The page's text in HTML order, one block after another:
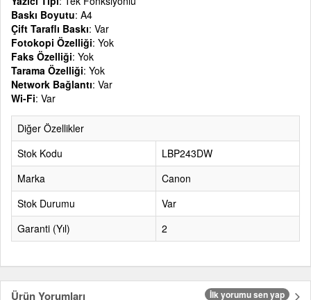
Baskı Boyutu: A4
Çift Taraflı Baskı: Var
Fotokopi Özelliği: Yok
Faks Özelliği: Yok
Tarama Özelliği: Yok
Network Bağlantı: Var
Wi-Fi: Var
Diğer Özellikler
Stok Kodu
LBP243DW
Marka
Canon
Stok Durumu
Var
Garanti (Yıl)
2
Ürün Yorumları İlk yorumu sen yap